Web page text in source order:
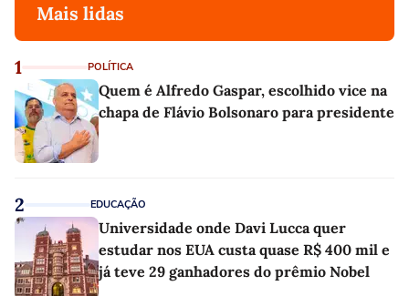
Mais lidas
1 POLÍTICA
Quem é Alfredo Gaspar, escolhido vice na
chapa de Flávio Bolsonaro para presidente
2 EDUCAÇÃO
Universidade onde Davi Lucca quer
estudar nos EUA custa quase R$ 400 mil e
já teve 29 ganhadores do prêmio Nobel